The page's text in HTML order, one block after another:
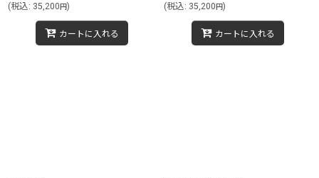
(税込: 35,200円)
カートに入れる
(税込: 35,200円)
カートに入れる